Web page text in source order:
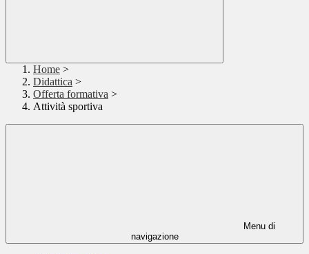
Home >
Didattica >
Offerta formativa >
Attività sportiva
Menu di
navigazione